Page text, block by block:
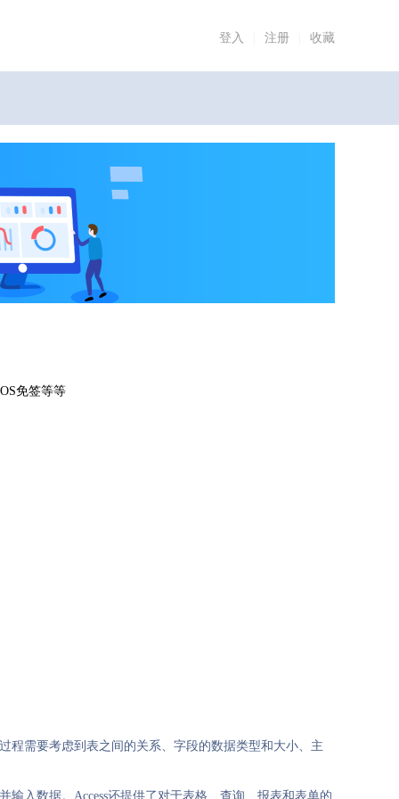
登入 注册 收藏
免签等等
程需要考虑到表之间的关系、字段的数据类型和大小、主
入数据。Access还提供了对于表格、查询、报表和表单的